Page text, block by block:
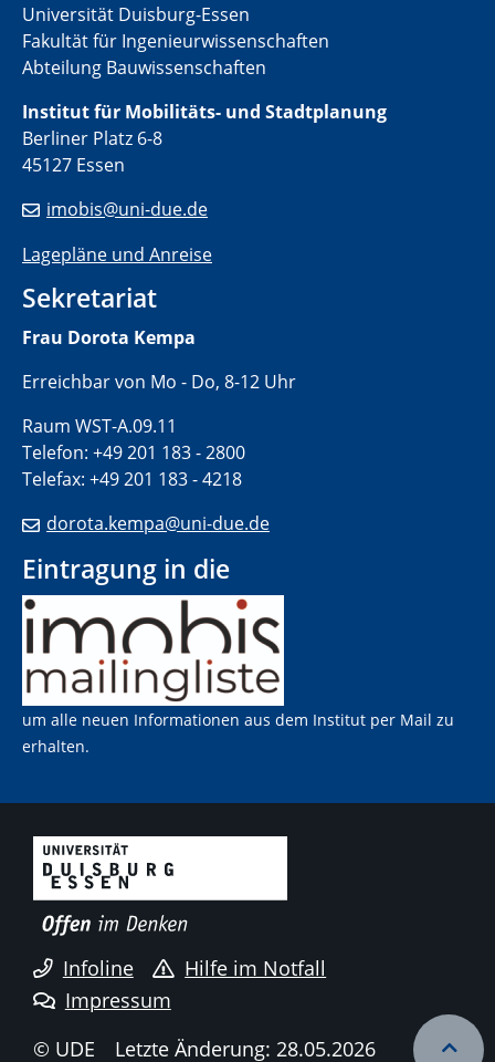
Universität Duisburg-Essen
Fakultät für Ingenieurwissenschaften
Abteilung Bauwissenschaften
Institut für Mobilitäts- und Stadtplanung
Berliner Platz 6-8
45127 Essen
imobis@uni-due.de
Lagepläne und Anreise
Sekretariat
Frau Dorota Kempa
Erreichbar von Mo - Do, 8-12 Uhr
Raum WST-A.09.11
Telefon: +49 201 183 - 2800
Telefax: +49 201 183 - 4218
dorota.kempa@uni-due.de
Eintragung in die
um alle neuen Informationen aus dem Institut per Mail zu
erhalten.
Infoline
Hilfe im Notfall
Impressum
© UDE
Letzte Änderung: 28.05.2026